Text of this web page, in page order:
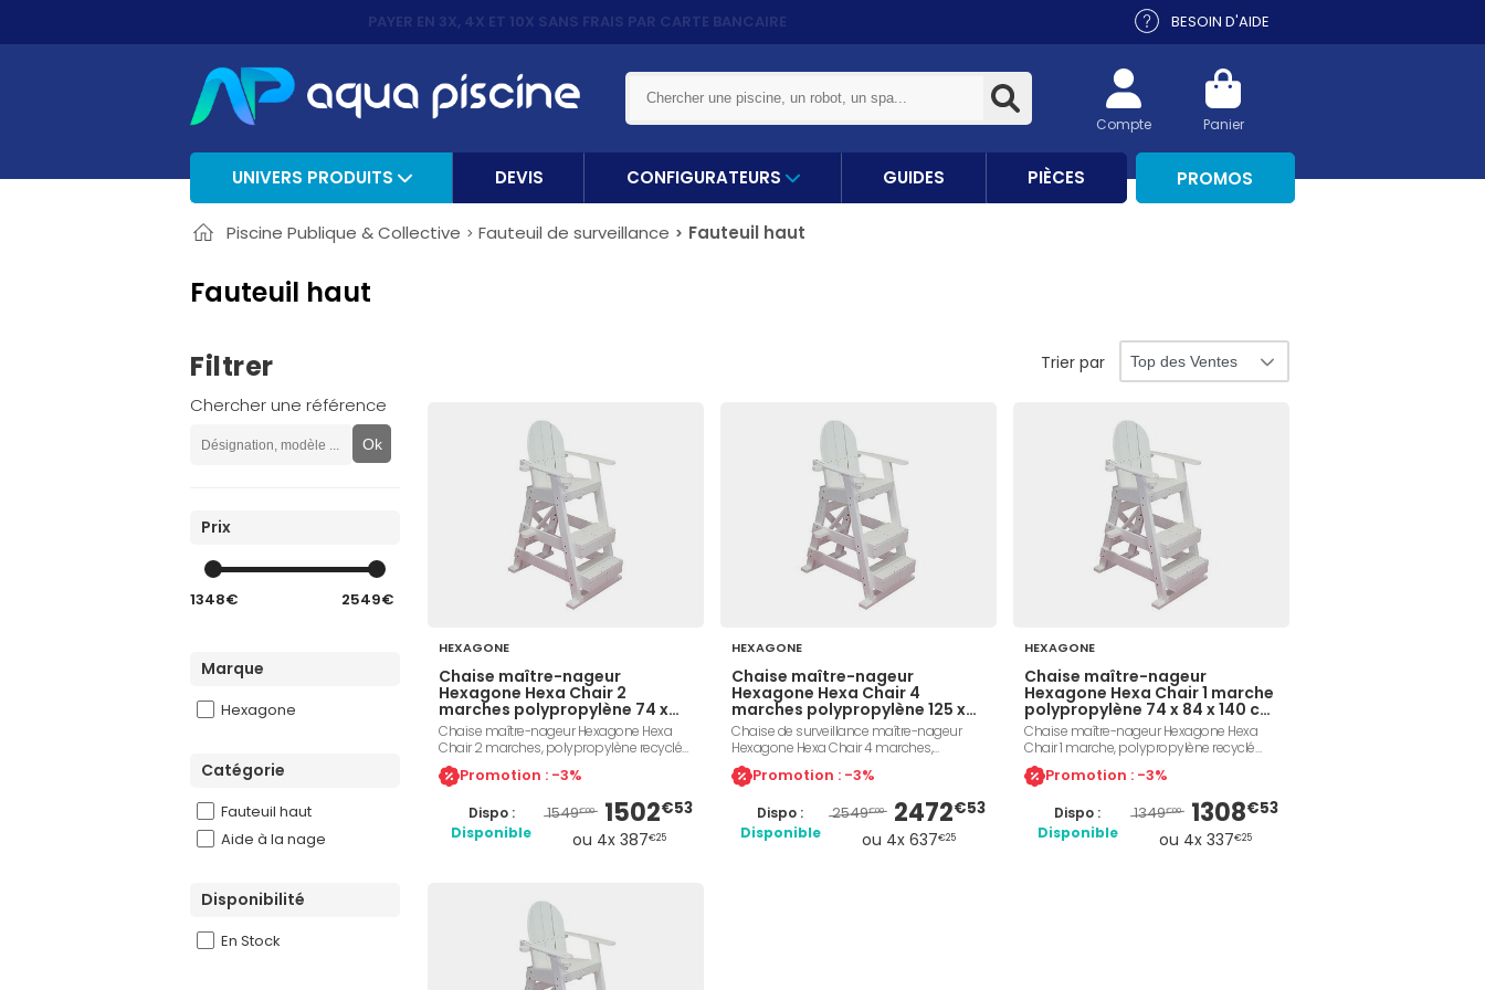
PAYER EN 3X, 4X ET 10X SANS FRAIS PAR CARTE BANCAIRE BESOIN D'AIDE
Panier
Compte
UNIVERS PRODUITS DEVIS CONFIGURATEURS GUIDES PIÈCES PROMOS
Piscine Publique & Collective Fauteuil de surveillance Fauteuil haut
Fauteuil haut
Filtrer
Chercher une référence
Ok
Prix
1348€ 2549€
Marque
Hexagone
Catégorie
Fauteuil haut
Aide à la nage
Disponibilité
En Stock
Trier par
HEXAGONE
Chaise maître-nageur
Hexagone Hexa Chair 2
marches polypropylène 74 x
104 x 155 cm blanc
Chaise maître-nageur Hexagone Hexa
Chair 2 marches, polypropylène recyclé
antidérapant résistant au chlore et à l'eau
de mer, hauteur d'assise 100 cm,
kg, porte-gobelet et emplacement
parasol intégrés, flottante, coloris blanc.
Référence Hexagone Z282FLG510WH.
Promotion : -3%
Dispo :
Disponible
1549€00 1502€53
ou 4x 387€25
HEXAGONE
Chaise maître-nageur
Hexagone Hexa Chair 4
marches polypropylène 125 x
168 x 210 cm blanc
Chaise de surveillance maître-nageur
Hexagone Hexa Chair 4 marches,
polypropylène recyclé antidérapant
résistant au chlore et à l'eau de mer,
x 168 x 210 cm, poids 86 kg, porte-gobelet
et emplacement parasol inclus, flotte en
cas de vandalisme, coloris blanc.
Promotion : -3%
Dispo :
Disponible
2549€00 2472€53
ou 4x 637€25
HEXAGONE
Chaise maître-nageur
Hexagone Hexa Chair 1 marche
polypropylène 74 x 84 x 140 cm
blanc
Chaise maître-nageur Hexagone Hexa
Chair 1 marche, polypropylène recyclé
antidérapant résistant au chlore et à l'eau
de mer, dimensions 74 x 84 x 140 cm,
hauteur d'assise 80 cm, poids 35 kg,
porte-gobelet et emplacement parasol
intégrés, crochet bouée de sauvetage,
chaise flottante. Référence Hexagone
Promotion : -3%
Dispo :
Disponible
1349€00 1308€53
ou 4x 337€25